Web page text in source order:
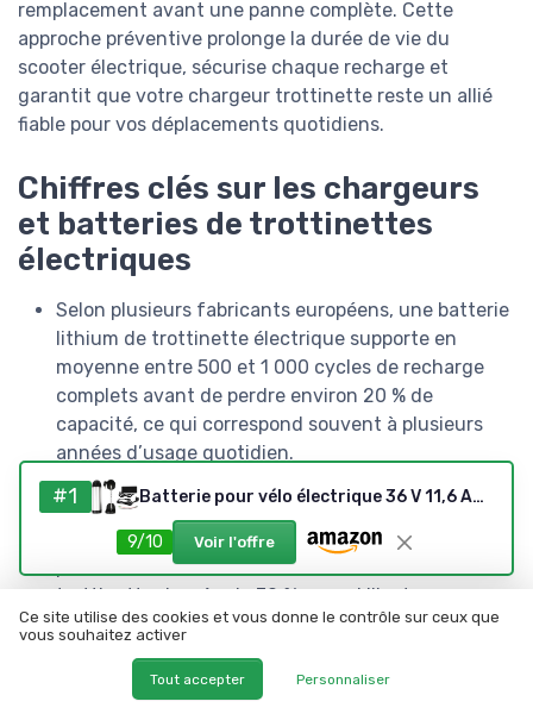
remplacement avant une panne complète. Cette
approche préventive prolonge la durée de vie du
scooter électrique, sécurise chaque recharge et
garantit que votre chargeur trottinette reste un allié
fiable pour vos déplacements quotidiens.
Chiffres clés sur les chargeurs
et batteries de trottinettes
électriques
Selon plusieurs fabricants européens, une batterie
lithium de trottinette électrique supporte en
moyenne entre 500 et 1 000 cycles de recharge
complets avant de perdre environ 20 % de
capacité, ce qui correspond souvent à plusieurs
années d’usage quotidien.
Des tests réalisés par des laboratoires
indépendants montrent qu’une surcharge de
seulement 10 % au delà de la tension nominale
peut réduire la durée de vie d’une batterie
trottinette de près de 30 %, ce qui illustre
l’importance d’un chargeur tension correctement
Les mesures publiées par certains opérateurs de
#1 Batterie pour vélo électrique 36 V 11,6 Ah avec support et chargeur compatible avec moteur 36 V 250 W 500 W
9/10 Voir l'offre
Ce site utilise des cookies et vous donne le contrôle sur ceux que
vous souhaitez activer
Tout accepter Personnaliser